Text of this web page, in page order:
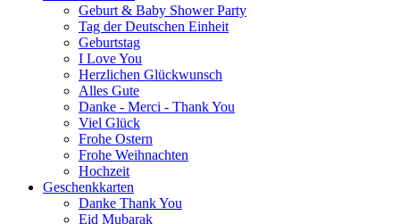
Geburt & Baby Shower Party
Tag der Deutschen Einheit
Geburtstag
I Love You
Herzlichen Glückwunsch
Alles Gute
Danke - Merci - Thank You
Viel Glück
Frohe Ostern
Frohe Weihnachten
Hochzeit
Geschenkkarten
Danke Thank You
Eid Mubarak